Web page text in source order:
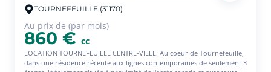
TOURNEFEUILLE (31170)
Au prix de (par mois)
860 € cc
LOCATION TOURNEFEUILLE CENTRE-VILLE. Au coeur de Tournefeuille,
dans une résidence récente aux lignes contemporaines de seulement 3